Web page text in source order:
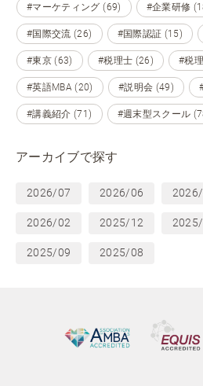
#マーケティング (69) #企業研修
#国際交流 (26) #国際認証 (15)
#東京 (63) #税理士 (26) #税
#英語MBA (20) #説明会 (49)
#講義紹介 (71) #週末型スクール
アーカイブで探す
2026/07 2026/06
2026/02 2025/12
2025/09 2025/08